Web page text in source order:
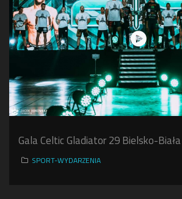
Gala Celtic Gladiator 29 Bielsko-Biała
SPORT-WYDARZENIA